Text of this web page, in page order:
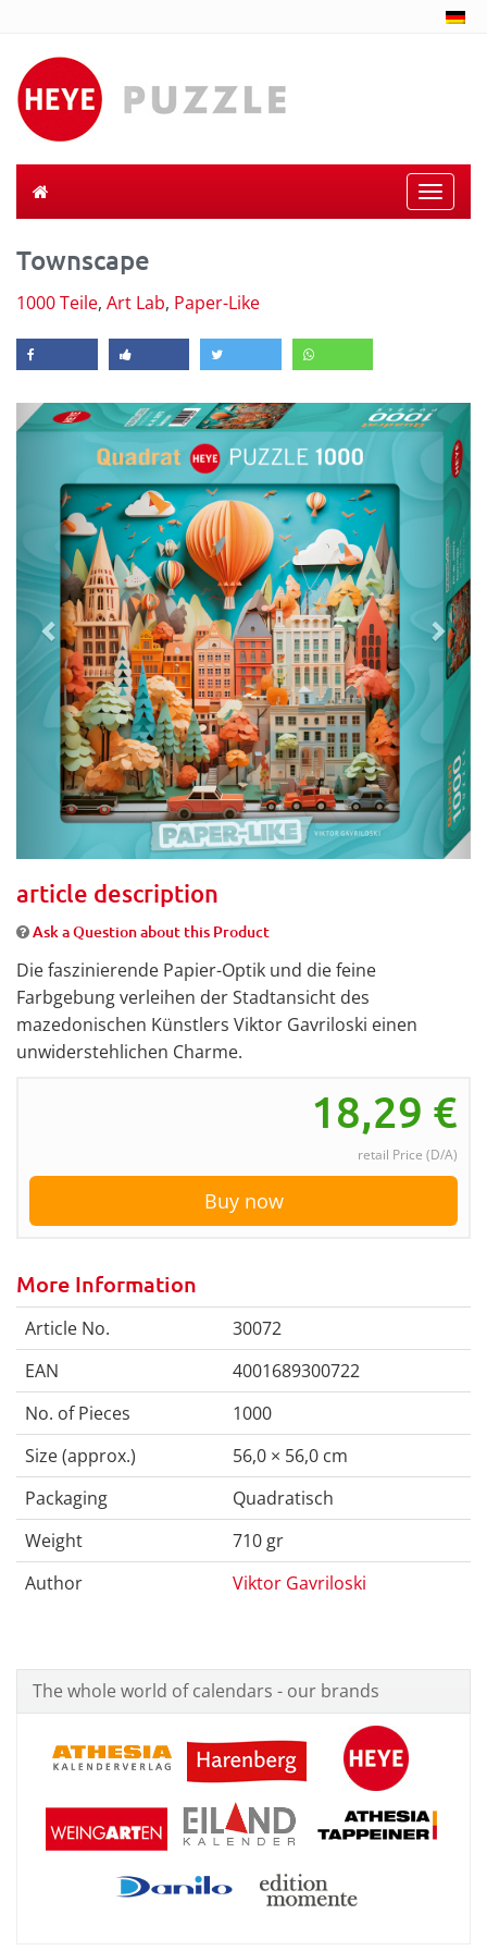
Toggle
Townscape
1000 Teile, Art Lab, Paper-Like
Previous Next
article description
Ask a Question about this Product
Die faszinierende Papier-Optik und die feine
Farbgebung verleihen der Stadtansicht des
mazedonischen Künstlers Viktor Gavriloski einen
unwiderstehlichen Charme.
18,29 €
retail Price (D/A)
Buy now
More Information
Article No.
30072
EAN
4001689300722
No. of Pieces
1000
Size (approx.)
56,0 × 56,0 cm
Packaging
Quadratisch
Weight
710 gr
Author
Viktor Gavriloski
The whole world of calendars - our brands